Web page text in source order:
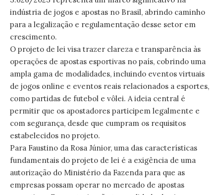
indústria de jogos e apostas no Brasil, abrindo caminho
para a legalização e regulamentação desse setor em
crescimento.
O projeto de lei visa trazer clareza e transparência às
operações de apostas esportivas no país, cobrindo uma
ampla gama de modalidades, incluindo eventos virtuais
de jogos online e eventos reais relacionados a esportes,
como partidas de futebol e vôlei. A ideia central é
permitir que os apostadores participem legalmente e
com segurança, desde que cumpram os requisitos
estabelecidos no projeto.
Para Faustino da Rosa Júnior, uma das características
fundamentais do projeto de lei é a exigência de uma
autorização do Ministério da Fazenda para que as
empresas possam operar no mercado de apostas